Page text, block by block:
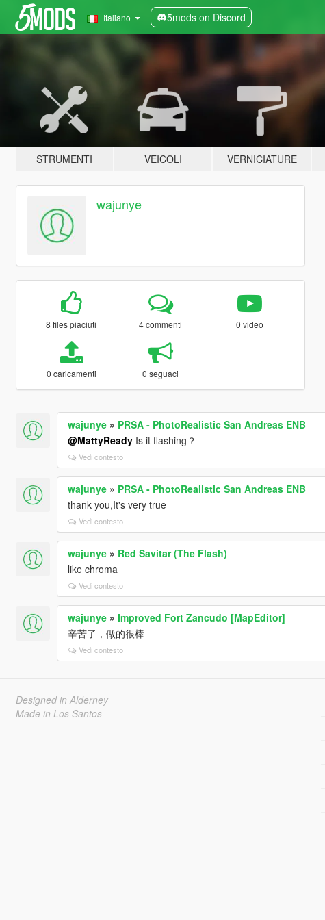
Italiano 5mods on Discord
STRUMENTI VEICOLI VERNICIATURE
wajunye
8 files piaciuti 4 commenti 0 video
0 caricamenti 0 seguaci
wajunye» PRSA - PhotoRealistic San Andreas ENB
@MattyReadyIs it flashing？
Vedi contesto
wajunye» PRSA - PhotoRealistic San Andreas ENB
thank you,It's very true
Vedi contesto
wajunye» Red Savitar (The Flash)
like chroma
Vedi contesto
wajunye» Improved Fort Zancudo [MapEditor]
辛苦了，做的很棒
Vedi contesto
Designed in Alderney
Made in Los Santos